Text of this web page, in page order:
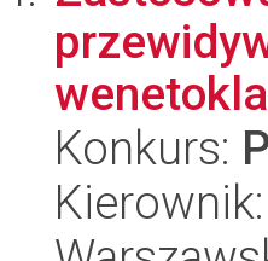
Konkurs: